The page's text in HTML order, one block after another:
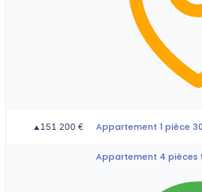
▲ 151 200 € Appartement 1 pièce
Appartement 4 pièces